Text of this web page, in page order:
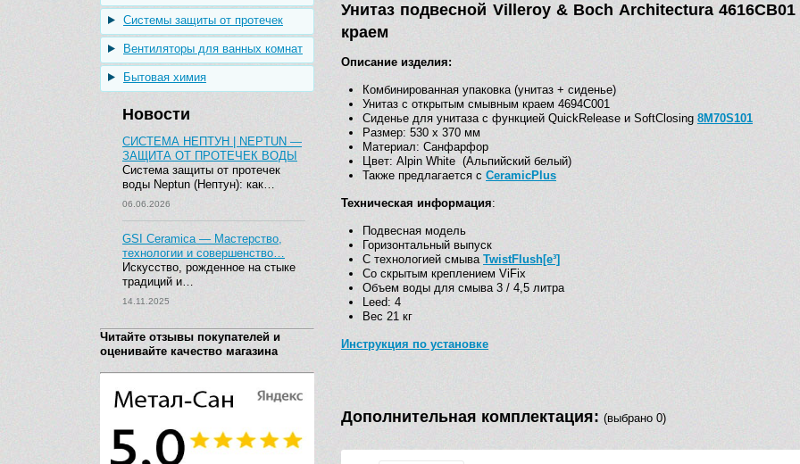
Системы защиты от протечек
Вентиляторы для ванных комнат
Бытовая химия
Новости
СИСТЕМА НЕПТУН | NEPTUN —
ЗАЩИТА ОТ ПРОТЕЧЕК ВОДЫ
Система защиты от протечек
воды Neptun (Нептун): как…
06.06.2026
GSI Ceramica — Мастерство,
технологии и совершенство…
Искусство, рожденное на стыке
традиций и…
14.11.2025
Читайте отзывы покупателей и
оценивайте качество магазина
Унитаз подвесной Villeroy & Boch Architectura
краем
Описание изделия:
Комбинированная упаковка (унитаз + сиденье)
Унитаз с открытым смывным краем 4694C001
Сиденье для унитаза с функцией QuickRelease и SoftClosing 8M70S101
Размер: 530 х 370 мм
Материал: Санфарфор
Цвет: Alpin White (Альпийский белый)
Также предлагается с CeramicPlus
Техническая информация:
Подвесная модель
Горизонтальный выпуск
С технологией смыва TwistFlush[e³]
Со скрытым креплением ViFix
Объем воды для смыва 3 / 4,5 литра
Leed: 4
Вес 21 кг
Инструкция по установке
Дополнительная комплектация: (выбрано 0)